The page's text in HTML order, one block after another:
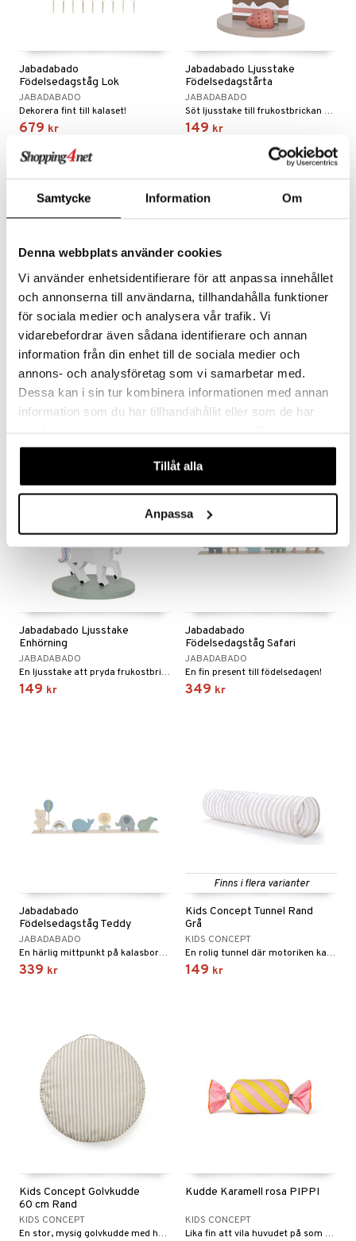
Samtycke Information Om
Denna webbplats använder cookies
Vi använder enhetsidentifierare för att anpassa innehållet
och annonserna till användarna, tillhandahålla funktioner
för sociala medier och analysera vår trafik. Vi
vidarebefordrar även sådana identifierare och annan
information från din enhet till de sociala medier och
annons- och analysföretag som vi samarbetar med.
Dessa kan i sin tur kombinera informationen med annan
information som du har tillhandahållit eller som de har
våra cookies vid fortsatt användande av vår webbplats.
Tillåt alla
Anpassa
Jabadabado
Födelsedagståg Lok
JABADABADO
Dekorera fint till kalaset!
679 kr
Jabadabado Ljusstake
Födelsedagstårta
JABADABADO
Söt ljusstake till frukostbrickan eller bordet när det är födelsedag!
149 kr
Jabadabado Kulram Natur
JABADABADO
Kulramen främjar barnets intresse för räkning.
Bevaka
Jabadabado Ljusstake Bil
JABADABADO
149 kr
Jabadabado Ljusstake
Enhörning
JABADABADO
En ljusstake att pryda frukostbrickan med.
149 kr
Jabadabado
Födelsedagståg Safari
JABADABADO
En fin present till födelsedagen!
349 kr
Jabadabado
Födelsedagståg Teddy
JABADABADO
En härlig mittpunkt på kalasbordet!
339 kr
Finns i flera varianter
Kids Concept Tunnel Rand
Grå
KIDS CONCEPT
En rolig tunnel där motoriken kan tränas!
149 kr
Kids Concept Golvkudde
60 cm Rand
KIDS CONCEPT
En stor, mysig golvkudde med handtag på sidan.
Kudde Karamell rosa PIPPI
KIDS CONCEPT
Lika fin att vila huvudet på som att ha som färgklick i rummet.